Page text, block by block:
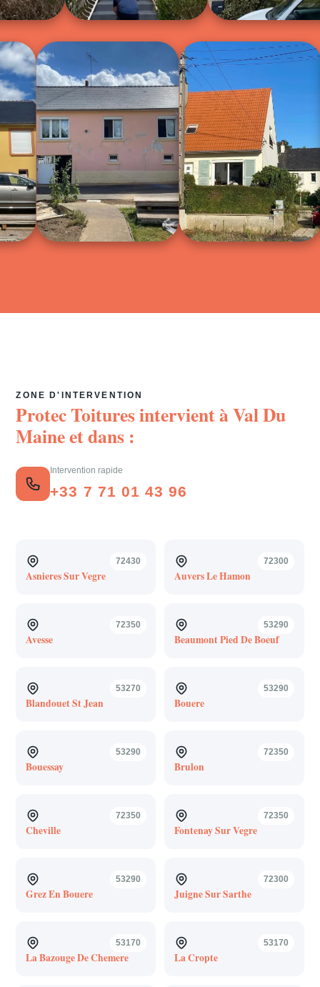
ZONE D'INTERVENTION
Protec Toitures intervient àVal Du
Maineet dans :
Intervention rapide
+33 7 71 01 43 96
72430
Asnieres Sur Vegre
72300
Auvers Le Hamon
72350
Avesse
53290
Beaumont Pied De Boeuf
53270
Blandouet St Jean
53290
Bouere
53290
Bouessay
72350
Brulon
72350
Cheville
72350
Fontenay Sur Vegre
53290
Grez En Bouere
72300
Juigne Sur Sarthe
53170
La Bazouge De Chemere
53170
La Cropte